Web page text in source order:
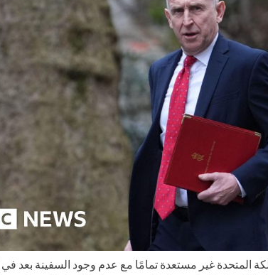
المتحدة غير مستعدة تمامًا مع عدم وجود السفينة بعد في